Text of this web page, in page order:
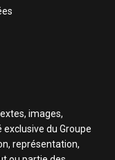
images,
du Groupe
représentation,